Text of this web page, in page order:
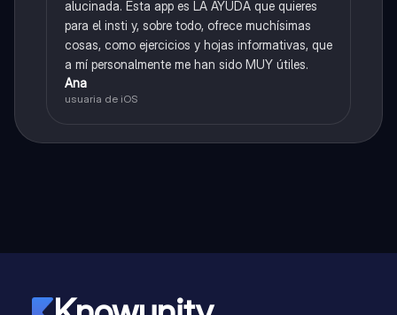
alucinada. Esta app es LA AYUDA que quieres
para el insti y, sobre todo, ofrece muchísimas
cosas, como ejercicios y hojas informativas, que
a mí personalmente me han sido MUY útiles.
Ana
usuaria de iOS